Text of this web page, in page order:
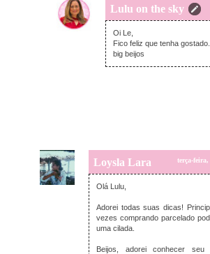
Lulu on the sky
terça-feira,
Oi Le,
Fico feliz que tenha gostado.
big beijos
Loysla Lara terça-
Olá Lulu,
Adorei todas suas dicas!
vezes comprando parcelado
uma cilada.
Beijos, adorei conhecer